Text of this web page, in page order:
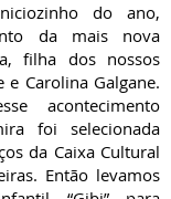
do ano,
da mais nova
filha dos nossos
e Carolina Galgane.
acontecimento
foi selecionada
da Caixa Cultural
Então levamos